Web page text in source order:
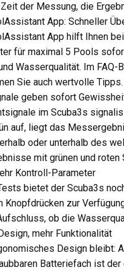
der Messung, die
App: Schneller
App hilft Ihnen
für maximal 5 Pools
Wasserqualität. Im
Sie auch wertvolle Tipps.
geben sofort
im Scuba3s
auf, liegt das
oder unterhalb des
mit grünen und
Kontroll-Parameter
bietet der Scuba3s
Knopfdrücken zur
ob die
mehr Funktionalität
Design bleibt:
Batteriefach ist